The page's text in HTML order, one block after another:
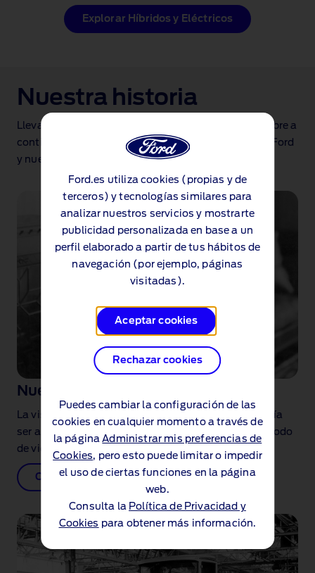
Ford.es utiliza cookies (propias y de
terceros) y tecnologías similares para
analizar nuestros servicios y mostrarte
publicidad personalizada en base a un
perfil elaborado a partir de tus hábitos de
navegación (por ejemplo, páginas
visitadas).
Aceptar cookies
Rechazar cookies
Puedes cambiar la configuración de las
cookies en cualquier momento a través de
la páginaAdministrar mis preferencias de
Cookies, pero esto puede limitar o impedir
el uso de ciertas funciones en la página
web.
Consulta la Política de Privacidad y
Cookies para obtener más información.
Explorar Híbridos y Eléctricos
Nuestra historia
Llevamos desde 1903 pensando en el futuro. Descubre a
continuación más información sobre la historia de Ford
y nuestros planes para el futuro.
Nuestro fundador
La visión de Henry Ford de que tener un coche debería
ser algo práctico y asequible revolucionó nuestro modo
de vida.
Conoce a Henry Ford